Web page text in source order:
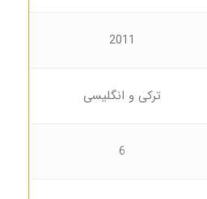
2011
ترکی و انگلیسی
6